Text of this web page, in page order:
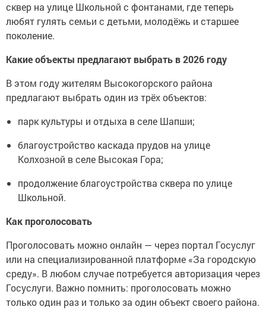
сквер на улице Школьной с фонтанами, где теперь
любят гулять семьи с детьми, молодёжь и старшее
поколение.
Какие объекты предлагают выбрать в 2026 году
В этом году жителям Высокогорского района
предлагают выбрать один из трёх объектов:
парк культуры и отдыха в селе Шапши;
благоустройство каскада прудов на улице
Колхозной в селе Высокая Гора;
продолжение благоустройства сквера по улице
Школьной.
Как проголосовать
Проголосовать можно онлайн — через портал Госуслуг
или на специализированной платформе «За городскую
среду». В любом случае потребуется авторизация через
Госуслуги. Важно помнить: проголосовать можно
только один раз и только за один объект своего района.